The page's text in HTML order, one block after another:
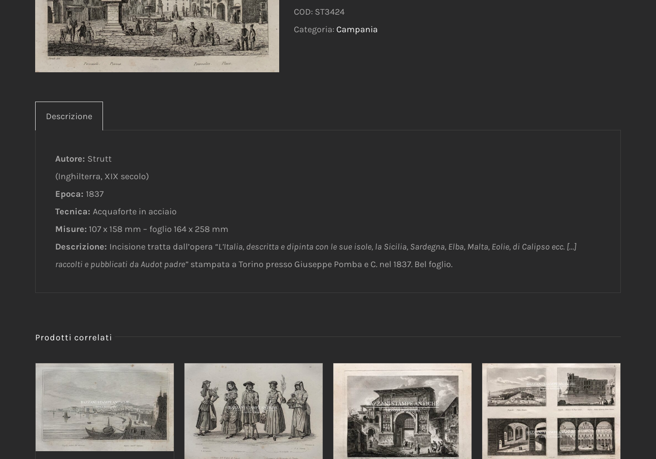
COD: ST3424
Categoria: Campania
Descrizione
Autore: Strutt
(Inghilterra, XIX secolo)
Epoca: 1837
Tecnica: Acquaforte in acciaio
Misure: 107 x 158 mm – foglio 164 x 258 mm
Descrizione: Incisione tratta dall’opera “L’Italia, descritta e dipinta con le sue isole, la Sicilia, Sardegna, Elba, Malta, Eolie, di Calipso ecc. […]
raccolti e pubblicati da Audot padre” stampata a Torino presso Giuseppe Pomba e C. nel 1837. Bel foglio.
Prodotti correlati
AGGIUNGI AL CARRELLO
/
DETTAGLI
AGGIUNGI AL CARRELLO
/
DETTAGLI
AGGIUNGI AL CARRELLO
/
DETTAGLI